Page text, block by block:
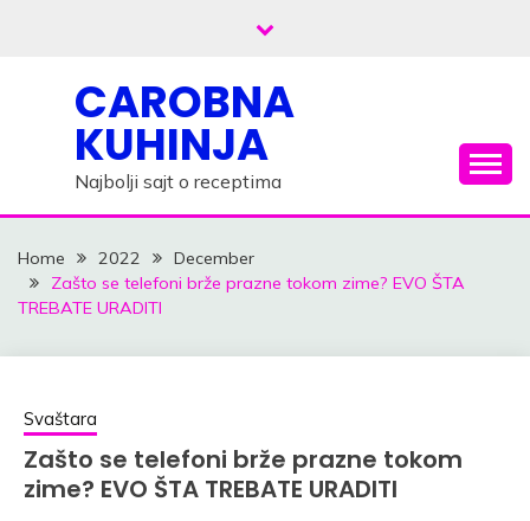
CAROBNA
KUHINJA
Najbolji sajt o receptima
Home 2022
December
Zašto se telefoni brže prazne tokom zime? EVO ŠTA
TREBATE URADITI
Svaštara
Zašto se telefoni brže prazne tokom
zime? EVO ŠTA TREBATE URADITI